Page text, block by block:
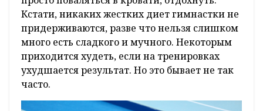
Кстати, никаких жестких диет гимнастки не
придерживаются, разве что нельзя слишком
много есть сладкого и мучного. Некоторым
приходится худеть, если на тренировках
ухудшается результат. Но это бывает не так
часто.